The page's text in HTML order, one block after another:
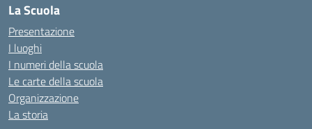
La Scuola
Presentazione
I luoghi
I numeri della scuola
Le carte della scuola
Organizzazione
La storia